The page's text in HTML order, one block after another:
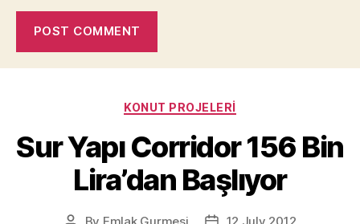
Categories
KONUT PROJELERI
Sur Yapı Corridor 156 Bin
Lira’dan Başlıyor